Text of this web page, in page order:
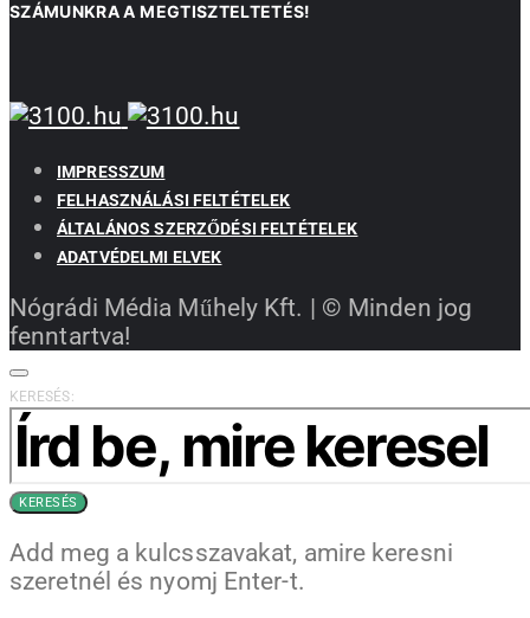
SZÁMUNKRA A MEGTISZTELTETÉS!
IMPRESSZUM
FELHASZNÁLÁSI FELTÉTELEK
ÁLTALÁNOS SZERZŐDÉSI FELTÉTELEK
ADATVÉDELMI ELVEK
Nógrádi Média Műhely Kft. | © Minden jog
fenntartva!
KERESÉS:
KERESÉS
Add meg a kulcsszavakat, amire keresni
szeretnél és nyomj Enter-t.